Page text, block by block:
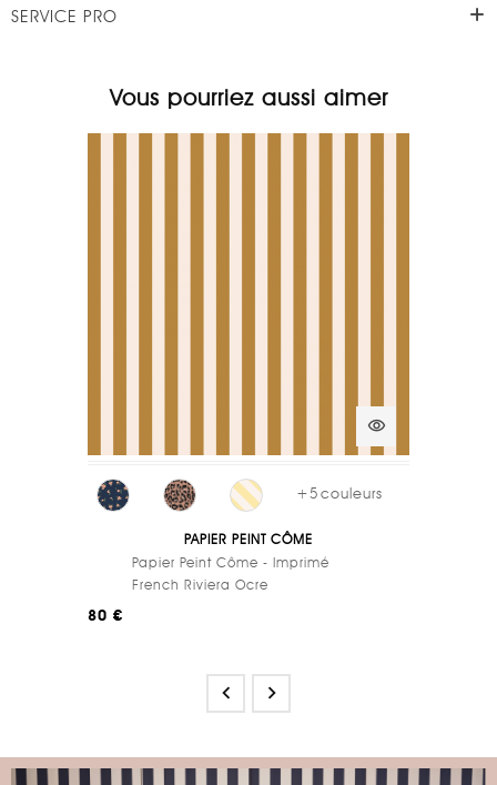
SERVICE PRO
Vous pourriez aussi aimer
visibility
+5couleurs
PAPIER PEINT CÔME
Papier Peint Côme - Imprimé
French Riviera Ocre
80 €
 